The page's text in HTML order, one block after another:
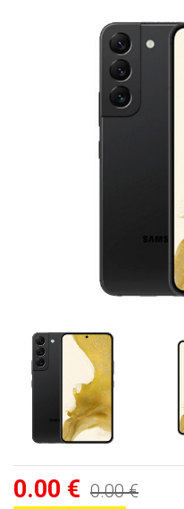
0.00 € 0.00 €